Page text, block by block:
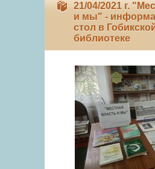
21/04/2021 г.
и мы" -
стол в
библиотеке